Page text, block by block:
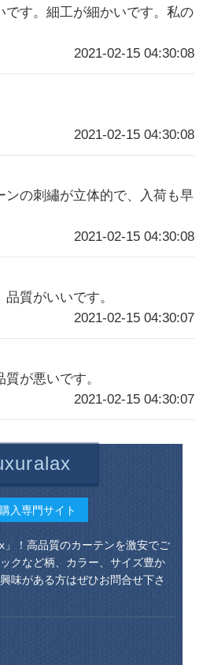
です。細工が細かいです。私の
2021-02-15 04:30:08
2021-02-15 04:30:08
ンの刺繡が立体的で、入荷も早
2021-02-15 04:30:08
質がいいです。
2021-02-15 04:30:07
が悪いです。
2021-02-15 04:30:07
入専門サイト
！高品質のカーテンを激安でご
クなど柄、カラー、サイズ豊か
味がある方はぜひお問合せ下さ